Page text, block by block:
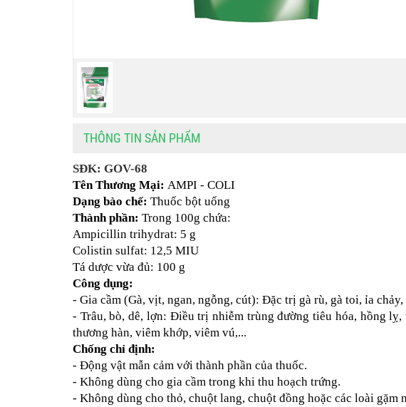
THÔNG TIN SẢN PHẨM
SĐK: GOV-68
Tên Thương Mại: AMPI - COLI
Dạng bào chế: Thuốc bột uống
Thành phần: Trong 100g chứa:
Ampicillin trihydrat: 5 g
Colistin sulfat: 12,5 MIU
Tá dược vừa đủ: 100 g
Công dụng:
- Gia cầm (Gà, vịt, ngan, ngỗng, cút): Đặc trị gà rù, gà toi, ỉa
- Trâu, bò, dê, lợn: Điều trị nhiễm trùng đường tiêu hóa, hồng
thương hàn, viêm khớp, viêm vú,...
Chống chỉ định:
- Động vật mẫn cảm với thành phần của thuốc.
- Không dùng cho gia cầm trong khi thu hoạch trứng.
- Không dùng cho thỏ, chuột lang, chuột đồng hoặc các loài gặm